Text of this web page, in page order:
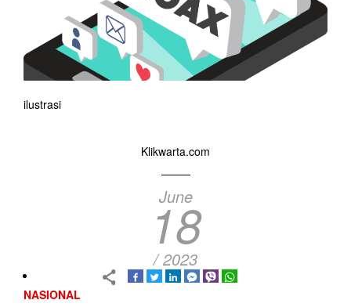
ilustrasi
Klikwarta.com
June
18
/ 2023
NASIONAL